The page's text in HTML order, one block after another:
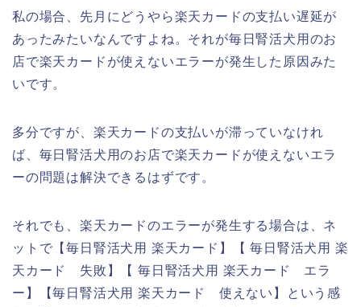
私の場合、先月にどうやら楽天カードの支払い遅延が
あったみたいなんですよね。それが毎日腎活犬用のお
店で楽天カードが使えないエラーが発生した原因みた
いです。
多分ですが、楽天カードの支払いが滞っていなけれ
ば、毎日腎活犬用のお店で楽天カードが使えないエラ
ーの問題は解決できるはずです。
それでも、楽天カードのエラーが発生する場合は、ネ
ットで【毎日腎活犬用 楽天カード】【 毎日腎活犬用 楽
天カード 失敗】【 毎日腎活犬用 楽天カード エラ
ー】【毎日腎活犬用 楽天カード 使えない】という感